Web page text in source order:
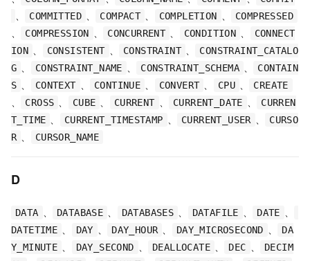
、 COMMITTED 、 COMPACT 、 COMPLETION 、 COMPRESSED
、 COMPRESSION 、 CONCURRENT 、 CONDITION 、
CONNECT
ION 、 CONSISTENT 、 CONSTRAINT 、
CONSTRAINT_CATALO
G 、 CONSTRAINT_NAME 、 CONSTRAINT_SCHEMA 、
CONTAIN
S 、 CONTEXT 、 CONTINUE 、 CONVERT 、 CPU 、 CREATE
、 CROSS 、 CUBE 、 CURRENT 、 CURRENT_DATE 、
CURREN
T_TIME 、 CURRENT_TIMESTAMP 、 CURRENT_USER 、
CURSO
R 、 CURSOR_NAME
D
DATA DATABASE DATABASES DATAFILE DATE
DATETIME DAY DAY_HOUR DAY_MICROSECOND
DA
Y_MINUTE
DAY_SECOND DEALLOCATE DEC
DECIM